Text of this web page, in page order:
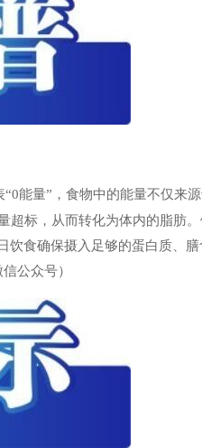
能量”，食物中的能量不仅来
超标，从而转化为体内的脂肪
饮食确保摄入足够的蛋白质、
公众号）